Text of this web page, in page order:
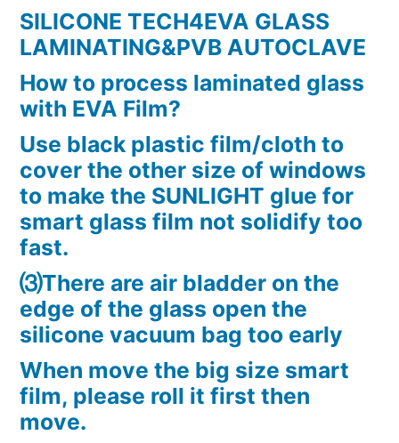
SILICONE TECH4EVA GLASS
LAMINATING&PVB AUTOCLAVE
How to process laminated glass
with EVA Film?
Use black plastic film/cloth to
cover the other size of windows
to make the SUNLIGHT glue for
smart glass film not solidify too
fast.
⑶There are air bladder on the
edge of the glass open the
silicone vacuum bag too early
When move the big size smart
film, please roll it first then
move.